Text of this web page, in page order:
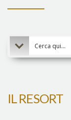
IL RESORT